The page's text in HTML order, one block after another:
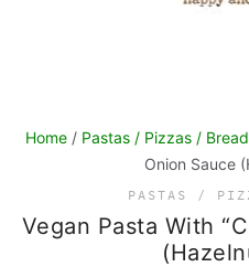
Home/ Pastas / Pizzas /
Onion Sauce
PASTAS /
Vegan Pasta With